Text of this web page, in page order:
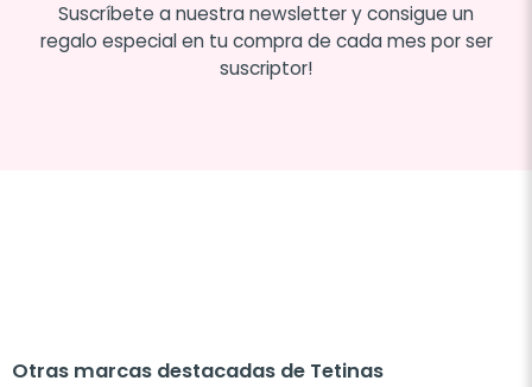
Suscríbete a nuestra newsletter y consigue un
regalo especial en tu compra de cada mes por ser
suscriptor!
Otras marcas destacadas de Tetinas